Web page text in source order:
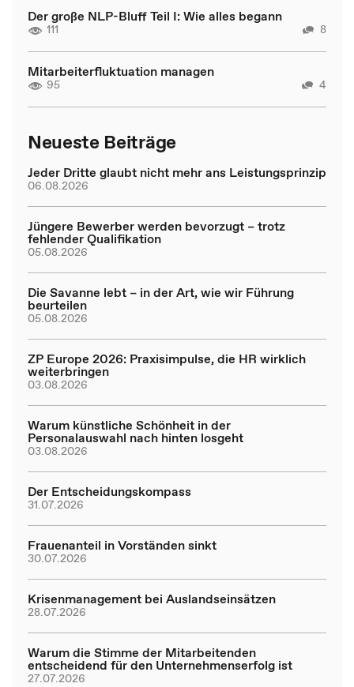
Der große NLP-Bluff Teil I: Wie alles begann
111 8
Mitarbeiterfluktuation managen
95 4
Neueste Beiträge
Jeder Dritte glaubt nicht mehr ans Leistungsprinzip
06.08.2026
Jüngere Bewerber werden bevorzugt – trotz
fehlender Qualifikation
05.08.2026
Die Savanne lebt – in der Art, wie wir Führung
beurteilen
05.08.2026
ZP Europe 2026: Praxisimpulse, die HR wirklich
weiterbringen
03.08.2026
Warum künstliche Schönheit in der
Personalauswahl nach hinten losgeht
03.08.2026
Der Entscheidungskompass
31.07.2026
Frauenanteil in Vorständen sinkt
30.07.2026
Krisenmanagement bei Auslandseinsätzen
28.07.2026
Warum die Stimme der Mitarbeitenden
entscheidend für den Unternehmenserfolg ist
27.07.2026